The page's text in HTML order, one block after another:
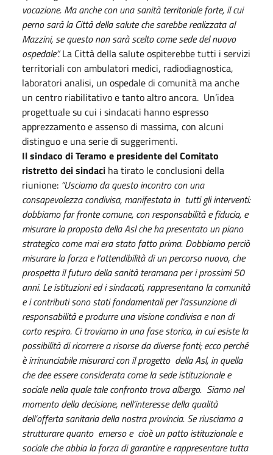
vocazione. Ma anche con una sanità territoriale forte, il cui
perno sarà la Città della salute che sarebbe realizzata al
Mazzini, se questo non sarà scelto come sede del nuovo
ospedale”.La Città della salute ospiterebbe tutti i servizi
territoriali con ambulatori medici, radiodiagnostica,
laboratori analisi, un ospedale di comunità ma anche
un centro riabilitativo e tanto altro ancora. Un’idea
progettuale su cui i sindacati hanno espresso
apprezzamento e assenso di massima, con alcuni
distinguo e una serie di suggerimenti.
Il sindaco di Teramo e presidente del Comitato
ristretto dei sindaci ha tirato le conclusioni della
riunione: “Usciamo da questo incontro con una
consapevolezza condivisa, manifestata in tutti gli interventi:
dobbiamo far fronte comune, con responsabilità e fiducia, e
misurare la proposta della Asl che ha presentato un piano
strategico come mai era stato fatto prima. Dobbiamo perciò
misurare la forza e l’attendibilità di un percorso nuovo, che
prospetta il futuro della sanità teramana per i prossimi 50
anni. Le istituzioni ed i sindacati, rappresentano la comunità
e i contributi sono stati fondamentali per l‘assunzione di
responsabilità e produrre una visione condivisa e non di
corto respiro. Ci troviamo in una fase storica, in cui esiste la
possibilità di ricorrere a risorse da diverse fonti; ecco perché
è irrinunciabile misurarci con il progetto della Asl, in quella
che dee essere considerata come la sede istituzionale e
sociale nella quale tale confronto trova albergo. Siamo nel
momento della decisione, nell’interesse della qualità
dell’offerta sanitaria della nostra provincia. Se riusciamo a
strutturare quanto emerso e cioè un patto istituzionale e
sociale che abbia la forza di garantire e rappresentare tutta